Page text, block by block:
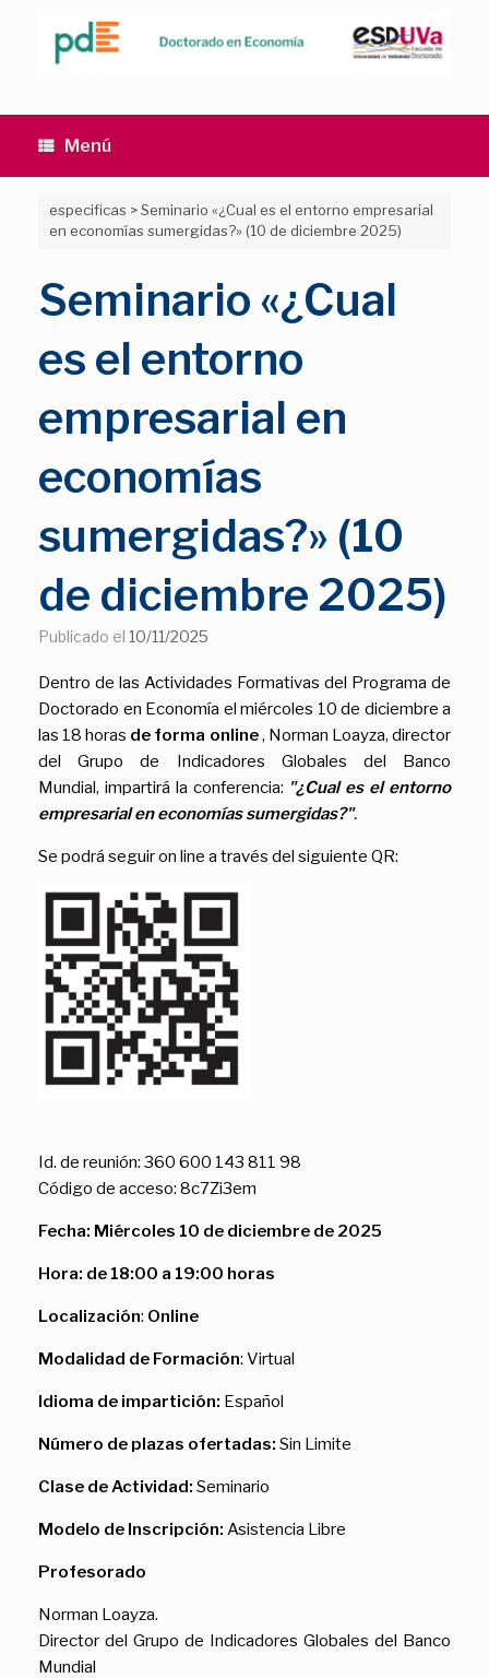
contenido
Menú
especificas >Seminario «¿Cual es el entorno empresarial
en economías sumergidas?» (10 de diciembre 2025)
Seminario «¿Cual
es el entorno
empresarial en
economías
sumergidas?» (10
de diciembre 2025)
Publicado el 10/11/2025
Dentro de las Actividades Formativas del Programa de
Doctorado en Economía el miércoles 10 de diciembre a
las 18 horas de forma online, Norman Loayza, director
del Grupo de Indicadores Globales del Banco
Mundial, impartirá la conferencia: "¿Cual es el entorno
empresarial en economías sumergidas?".
Se podrá seguir on line a través del siguiente QR:
Id. de reunión: 360 600 143 811 98
Código de acceso: 8c7Zi3em
Fecha: Miércoles 10 de diciembre de 2025
Hora: de 18:00 a 19:00 horas
Localización: Online
Modalidad de Formación: Virtual
Idioma de impartición: Español
Número de plazas ofertadas: Sin Limite
Clase de Actividad: Seminario
Modelo de Inscripción: Asistencia Libre
Profesorado
Norman Loayza.
Director del Grupo de Indicadores Globales del Banco
Mundial